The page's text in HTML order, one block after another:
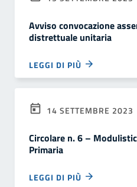
Avviso convocazione
distrettuale unitaria
LEGGI DI PIÙ
14 SETTEMBRE 2023
Circolare n. 6 –
Primaria
LEGGI DI PIÙ